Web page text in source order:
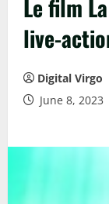
Le film
live-
Digital Virgo
June 8, 2023